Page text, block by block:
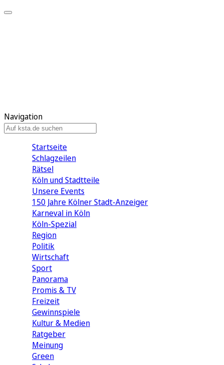
Navigation
Startseite
Schlagzeilen
Rätsel
Köln und Stadtteile
Unsere Events
150 Jahre Kölner Stadt-Anzeiger
Karneval in Köln
Köln-Spezial
Region
Politik
Wirtschaft
Sport
Panorama
Promis & TV
Freizeit
Gewinnspiele
Kultur & Medien
Ratgeber
Meinung
Green